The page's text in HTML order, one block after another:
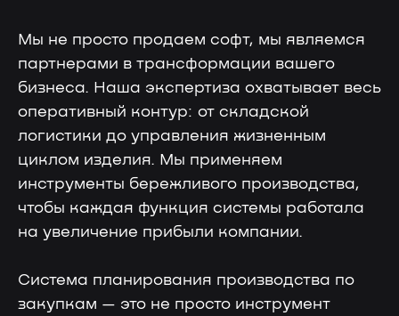
Мы не просто продаем софт, мы являемся
партнерами в трансформации вашего
бизнеса. Наша экспертиза охватывает весь
оперативный контур: от складской
логистики до управления жизненным
циклом изделия. Мы применяем
инструменты бережливого производства,
чтобы каждая функция системы работала
на увеличение прибыли компании.
Система планирования производства по
закупкам — это не просто инструмент
Скачайте презентацию
презентации платформы «Лотос»